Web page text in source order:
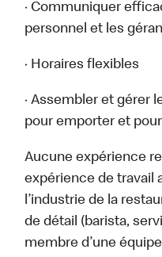
· Communiquer
personnel et les
· Horaires flexibles
· Assembler et gérer
pour emporter et
Aucune expérience
expérience de travail
l’industrie de la
de détail (barista,
membre d’une